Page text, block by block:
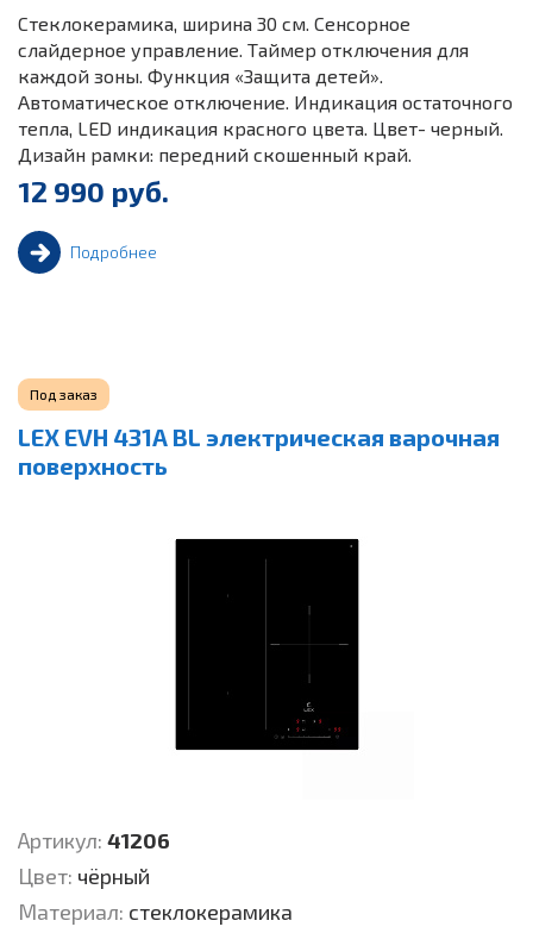
Стеклокерамика, ширина 30 см. Сенсорное
слайдерное управление. Таймер отключения для
каждой зоны. Функция «Защита детей».
Автоматическое отключение. Индикация остаточного
тепла, LED индикация красного цвета. Цвет- черный.
Дизайн рамки: передний скошенный край.
12 990 руб.
Подробнее
Под заказ
LEX EVH 431A BL электрическая варочная
поверхность
Артикул: 41206
Цвет: чёрный
Материал: стеклокерамика